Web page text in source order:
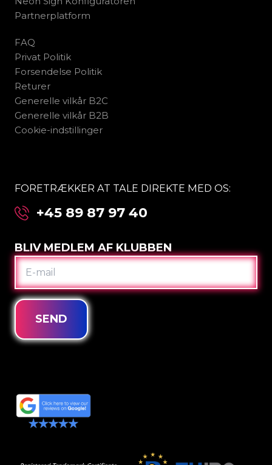
Partnerplatform
FAQ
Privat Politik
Forsendelse Politik
Returer
Generelle vilkår B2C
Generelle vilkår B2B
Cookie-indstillinger
FORETRÆKKER AT TALE DIREKTE MED OS:
+45 89 87 97 40
BLIV MEDLEM AF KLUBBEN
E-
MAIL
SEND